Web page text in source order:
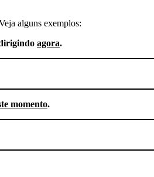
alguns exemplos:
agora.
momento.